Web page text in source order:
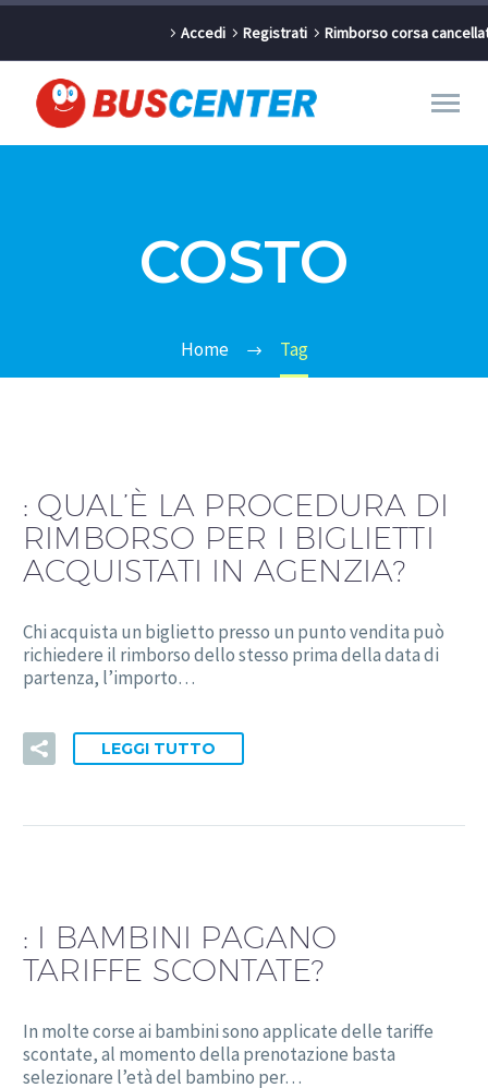
Accedi Registrati Rimborso corsa
COSTO
Home Tag
: QUAL’È LA PROCEDURA DI
RIMBORSO PER I BIGLIETTI
ACQUISTATI IN AGENZIA?
Chi acquista un biglietto presso un punto vendita può
richiedere il rimborso dello stesso prima della data di
partenza, l’importo…
LEGGI TUTTO
: I BAMBINI PAGANO
TARIFFE SCONTATE?
In molte corse ai bambini sono applicate delle tariffe
scontate, al momento della prenotazione basta
selezionare l’età del bambino per…